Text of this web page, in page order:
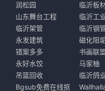
润松园
临沂板
山东舞台工程
临沂工
临沂架管
临沂钢
永发建筑
磁化阻
错案多多
书画联
永好水饺
马家柚
吊篮回收
临沂鸽
Bgsub免费在线抠